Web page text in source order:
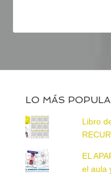
LO MÁS
Libro
EL
el aula